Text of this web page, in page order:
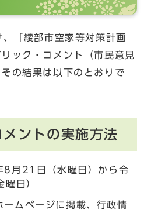
「綾部市空家等対策計画
リック・コメント（市民意見
の結果は以下のとおりで
ントの実施方法
8月21日（水曜日）から令
日）
ームページに掲載、行政情